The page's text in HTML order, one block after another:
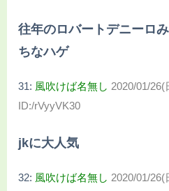
往年のロバートデニーロ
ちなハゲ
31: 風吹けば名無し 2020/01/26(
ID:/rVyyVK30
jkに大人気
32: 風吹けば名無し 2020/01/26(